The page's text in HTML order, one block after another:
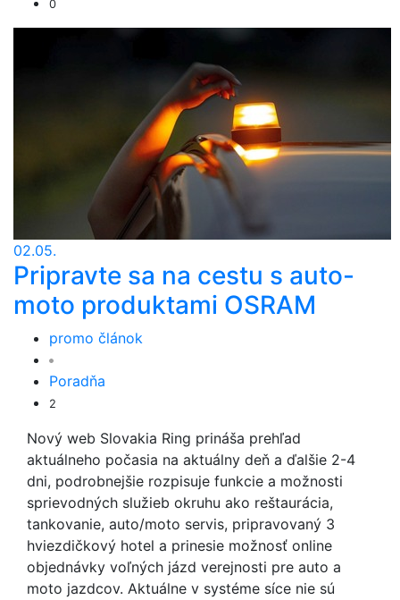
0
02.05.
Pripravte sa na cestu s auto-
moto produktami OSRAM
promo článok
Poradňa
2
Nový web Slovakia Ring prináša prehľad
aktuálneho počasia na aktuálny deň a ďalšie 2-4
dni, podrobnejšie rozpisuje funkcie a možnosti
sprievodných služieb okruhu ako reštaurácia,
tankovanie, auto/moto servis, pripravovaný 3
hviezdičkový hotel a prinesie možnosť online
objednávky voľných jázd verejnosti pre auto a
moto jazdcov. Aktuálne v systéme síce nie sú